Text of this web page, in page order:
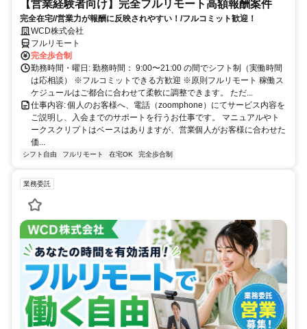
【営業経験者向け】完全フルリモート高額報酬案件
完全在宅//営業力が報酬に反映されやすい！/フルコミット歓迎！
WCD株式会社
フルリモート
完全歩合制
勤務時間・曜日: 勤務時間： 9:00〜21:00 の間でシフト制（実働時間
は応相談） ※フルコミットできる方歓迎 ※原則フルリモート 稼働ス
ケジュールはご都合に合わせて柔軟に調整できます。 ただ...
仕事内容: 個人のお客様へ、電話（zoomphone）にてサービス内容を
ご説明し、入会までのサポートを行うお仕事です。 マニュアルやト
ークスクリプトはベースはありますが、営業個人がお客様に合わせた
価...
シフト自由 フルリモート 在宅OK 完全歩合制
業務委託